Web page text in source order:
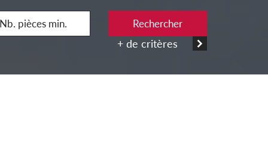
Rechercher
+ de critères